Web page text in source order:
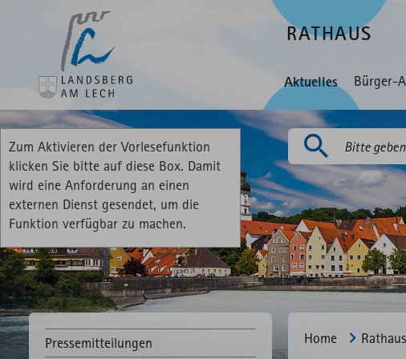
RATHAUS
Aktuelles Bürger-
Zum Aktivieren der Vorlesefunktion
klicken Sie bitte auf diese Box. Damit
wird eine Anforderung an einen
externen Dienst gesendet, um die
Funktion verfügbar zu machen.
Suchen
Pressemitteilungen
Home Rathaus